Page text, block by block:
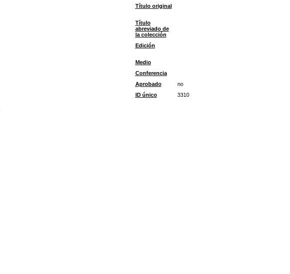
Título original
Título
abreviado de
la colección
Edición
Medio
Conferencia
Aprobado
no
ID único
3310